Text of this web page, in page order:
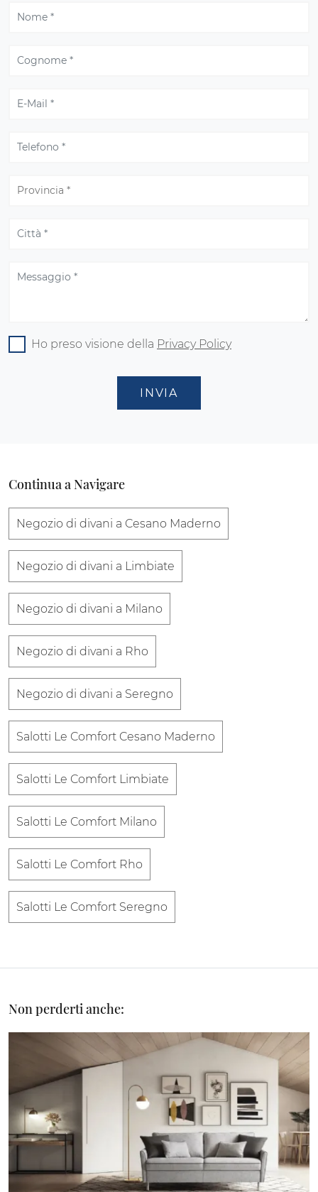
Ho preso visione della Privacy Policy
INVIA
Continua a Navigare
Negozio di divani a Cesano Maderno
Negozio di divani a Limbiate
Negozio di divani a Milano
Negozio di divani a Rho
Negozio di divani a Seregno
Salotti Le Comfort Cesano Maderno
Salotti Le Comfort Limbiate
Salotti Le Comfort Milano
Salotti Le Comfort Rho
Salotti Le Comfort Seregno
Non perderti anche: